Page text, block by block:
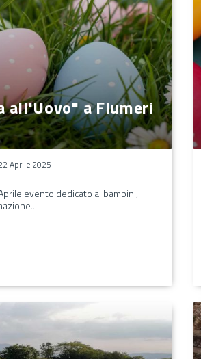
all'Uovo" a Flumeri
Aprile 2025
evento dedicato ai bambini,